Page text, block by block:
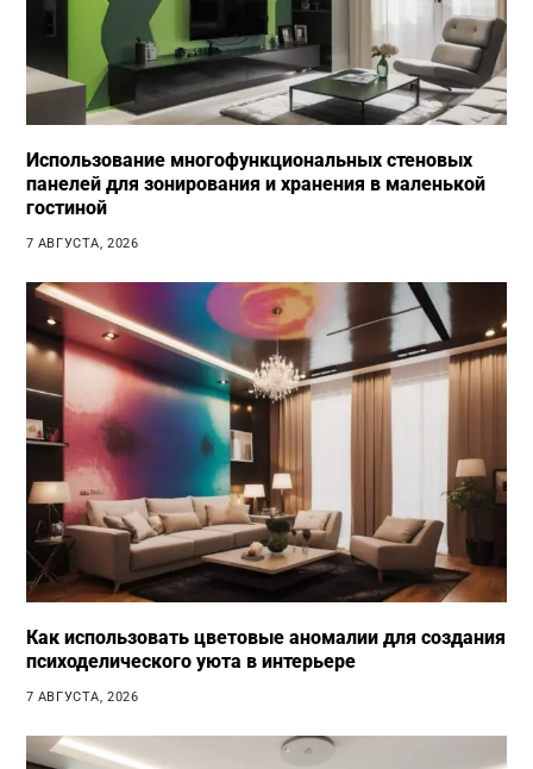
Использование многофункциональных стеновых
панелей для зонирования и хранения в маленькой
гостиной
7 АВГУСТА, 2026
Как использовать цветовые аномалии для создания
психоделического уюта в интерьере
7 АВГУСТА, 2026